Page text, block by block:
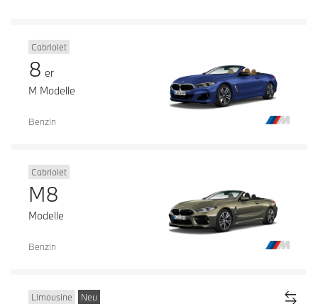
Cabriolet
8 er
M Modelle
Benzin
Cabriolet
M8
Modelle
Benzin
Limousine Neu